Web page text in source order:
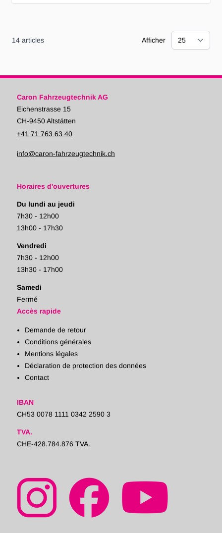
14 articles Afficher
Caron Fahrzeugtechnik AG
Eichenstrasse 15
CH-9450 Altstätten
+41 71 763 63 40
info@caron-fahrzeugtechnik.ch
Horaires d'ouvertures
Du lundi au jeudi
7h30 - 12h00
13h00 - 17h30
Vendredi
7h30 - 12h00
13h30 - 17h00
Samedi
Fermé
Accès rapide
Demande de retour
Conditions générales
Mentions légales
Déclaration de protection des données
Contact
IBAN
CH53 0078 1111 0342 2590 3
TVA.
CHE-428.784.876 TVA.